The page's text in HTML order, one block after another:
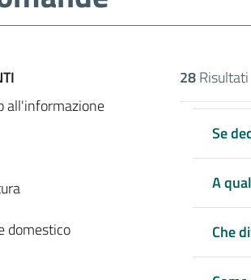
applicare
all'informazione
domestico
28Risultati
Se
A
Che